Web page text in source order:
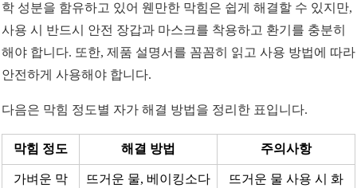
학 성분을 함유하고 있어 웬만한 막힘은 쉽게 해결할 수 있지만,
사용 시 반드시 안전 장갑과 마스크를 착용하고 환기를 충분히
해야 합니다. 또한, 제품 설명서를 꼼꼼히 읽고 사용 방법에 따라
안전하게 사용해야 합니다.
다음은 막힘 정도별 자가 해결 방법을 정리한 표입니다.
막힘 정도 해결 방법 주의사항
가벼운 막
뜨거운 물, 베이킹소다
뜨거운 물 사용 시 화